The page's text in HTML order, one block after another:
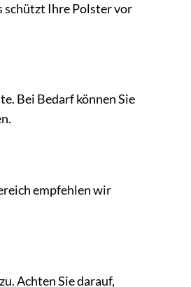
schützt Ihre Polster vor
Bei Bedarf können Sie
empfehlen wir
Achten Sie darauf,